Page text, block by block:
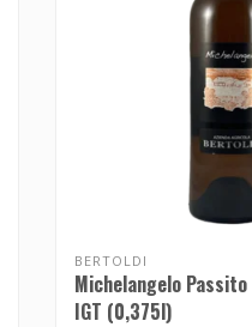
BERTOLDI
Michelangelo
IGT (0,375l)